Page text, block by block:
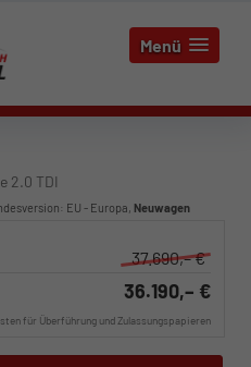
Menü
2.0 TDI
EU - Europa, Neuwagen
37.690,– €
36.190,– €
für Überführung und Zulassungspapieren